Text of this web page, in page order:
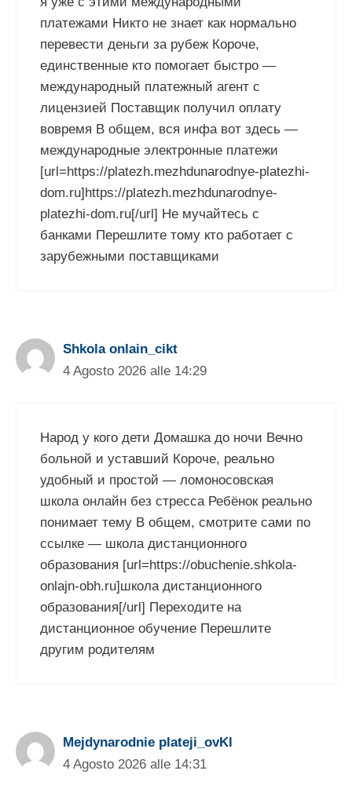
платежами Никто не знает как нормально
перевести деньги за рубеж Короче,
единственные кто помогает быстро —
международный платежный агент с
лицензией Поставщик получил оплату
вовремя В общем, вся инфа вот здесь —
международные электронные платежи
[url=https://platezh.mezhdunarodnye-platezhi-
dom.ru]https://platezh.mezhdunarodnye-
platezhi-dom.ru[/url] Не мучайтесь с
банками Перешлите тому кто работает с
зарубежными поставщиками
Shkola onlain_cikt
4 Agosto 2026 alle 14:29
Народ у кого дети Домашка до ночи Вечно
больной и уставший Короче, реально
удобный и простой — ломоносовская
школа онлайн без стресса Ребёнок реально
понимает тему В общем, смотрите сами по
ссылке — школа дистанционного
образования [url=https://obuchenie.shkola-
onlajn-obh.ru]школа дистанционного
образования[/url] Переходите на
дистанционное обучение Перешлите
другим родителям
Mejdynarodnie plateji_ovKl
4 Agosto 2026 alle 14:31